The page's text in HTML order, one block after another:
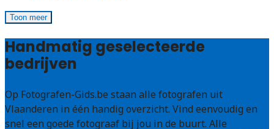
Toon meer
Handmatig geselecteerde
bedrijven
Op Fotografen-Gids.be staan alle fotografen uit
Vlaanderen in één handig overzicht. Vind eenvoudig en
snel een goede fotograaf bij jou in de buurt. Alle